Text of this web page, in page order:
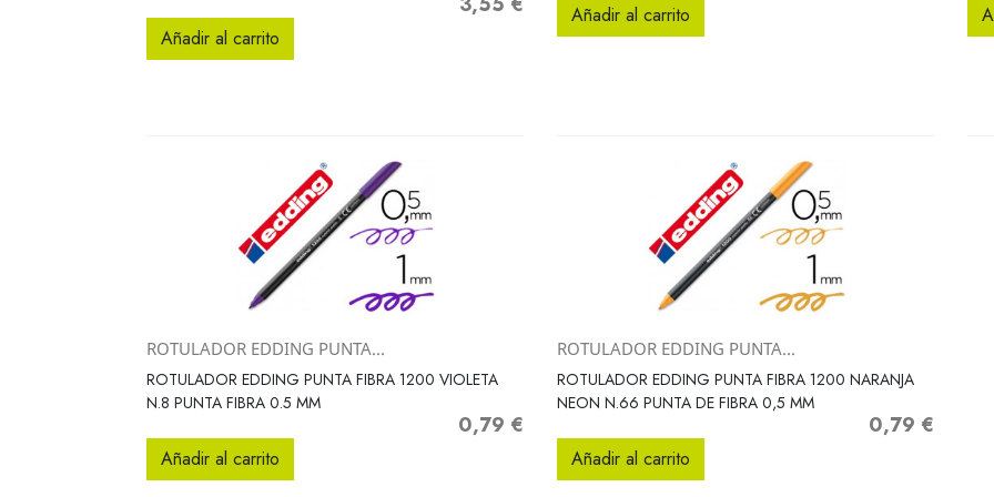
Precio
Añadir al carrito
Añadir al carrito
 Vista rápida
ROTULADOR EDDING PUNTA...
ROTULADOR EDDING PUNTA FIBRA 1200 VIOLETA
N.8 PUNTA FIBRA 0.5 MM
Precio
0,79 €
Añadir al carrito
 Vista rápida
ROTULADOR EDDING PUNTA...
ROTULADOR EDDING PUNTA FIBRA 1200 NARANJA
NEON N.66 PUNTA DE FIBRA 0,5 MM
Precio
0,79 €
Añadir al carrito